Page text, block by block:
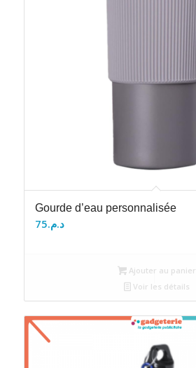
Gourde d’eau personnalisée
د.م.75
Ajouter au panier
Voir les détails